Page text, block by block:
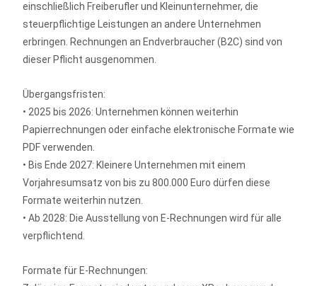
einschließlich Freiberufler und Kleinunternehmer, die
steuerpflichtige Leistungen an andere Unternehmen
erbringen. Rechnungen an Endverbraucher (B2C) sind von
dieser Pflicht ausgenommen.
Übergangsfristen:
• 2025 bis 2026: Unternehmen können weiterhin
Papierrechnungen oder einfache elektronische Formate wie
PDF verwenden.
• Bis Ende 2027: Kleinere Unternehmen mit einem
Vorjahresumsatz von bis zu 800.000 Euro dürfen diese
Formate weiterhin nutzen.
• Ab 2028: Die Ausstellung von E-Rechnungen wird für alle
verpflichtend.
Formate für E-Rechnungen: